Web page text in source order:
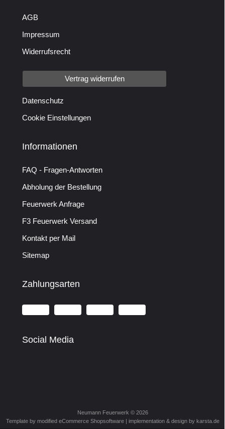
AGB
Impressum
Widerrufsrecht
Vertrag widerrufen
Datenschutz
Cookie Einstellungen
Informationen
FAQ - Fragen-Antworten
Abholung der Bestellung
Feuerwerk Anfrage
F3 Feuerwerk Versand
Kontakt per Mail
Sitemap
Zahlungsarten
Social Media
Neumann Feuerwerk © 2026
Template by modified eCommerce Shopsoftware | implementation & design by karsta.de